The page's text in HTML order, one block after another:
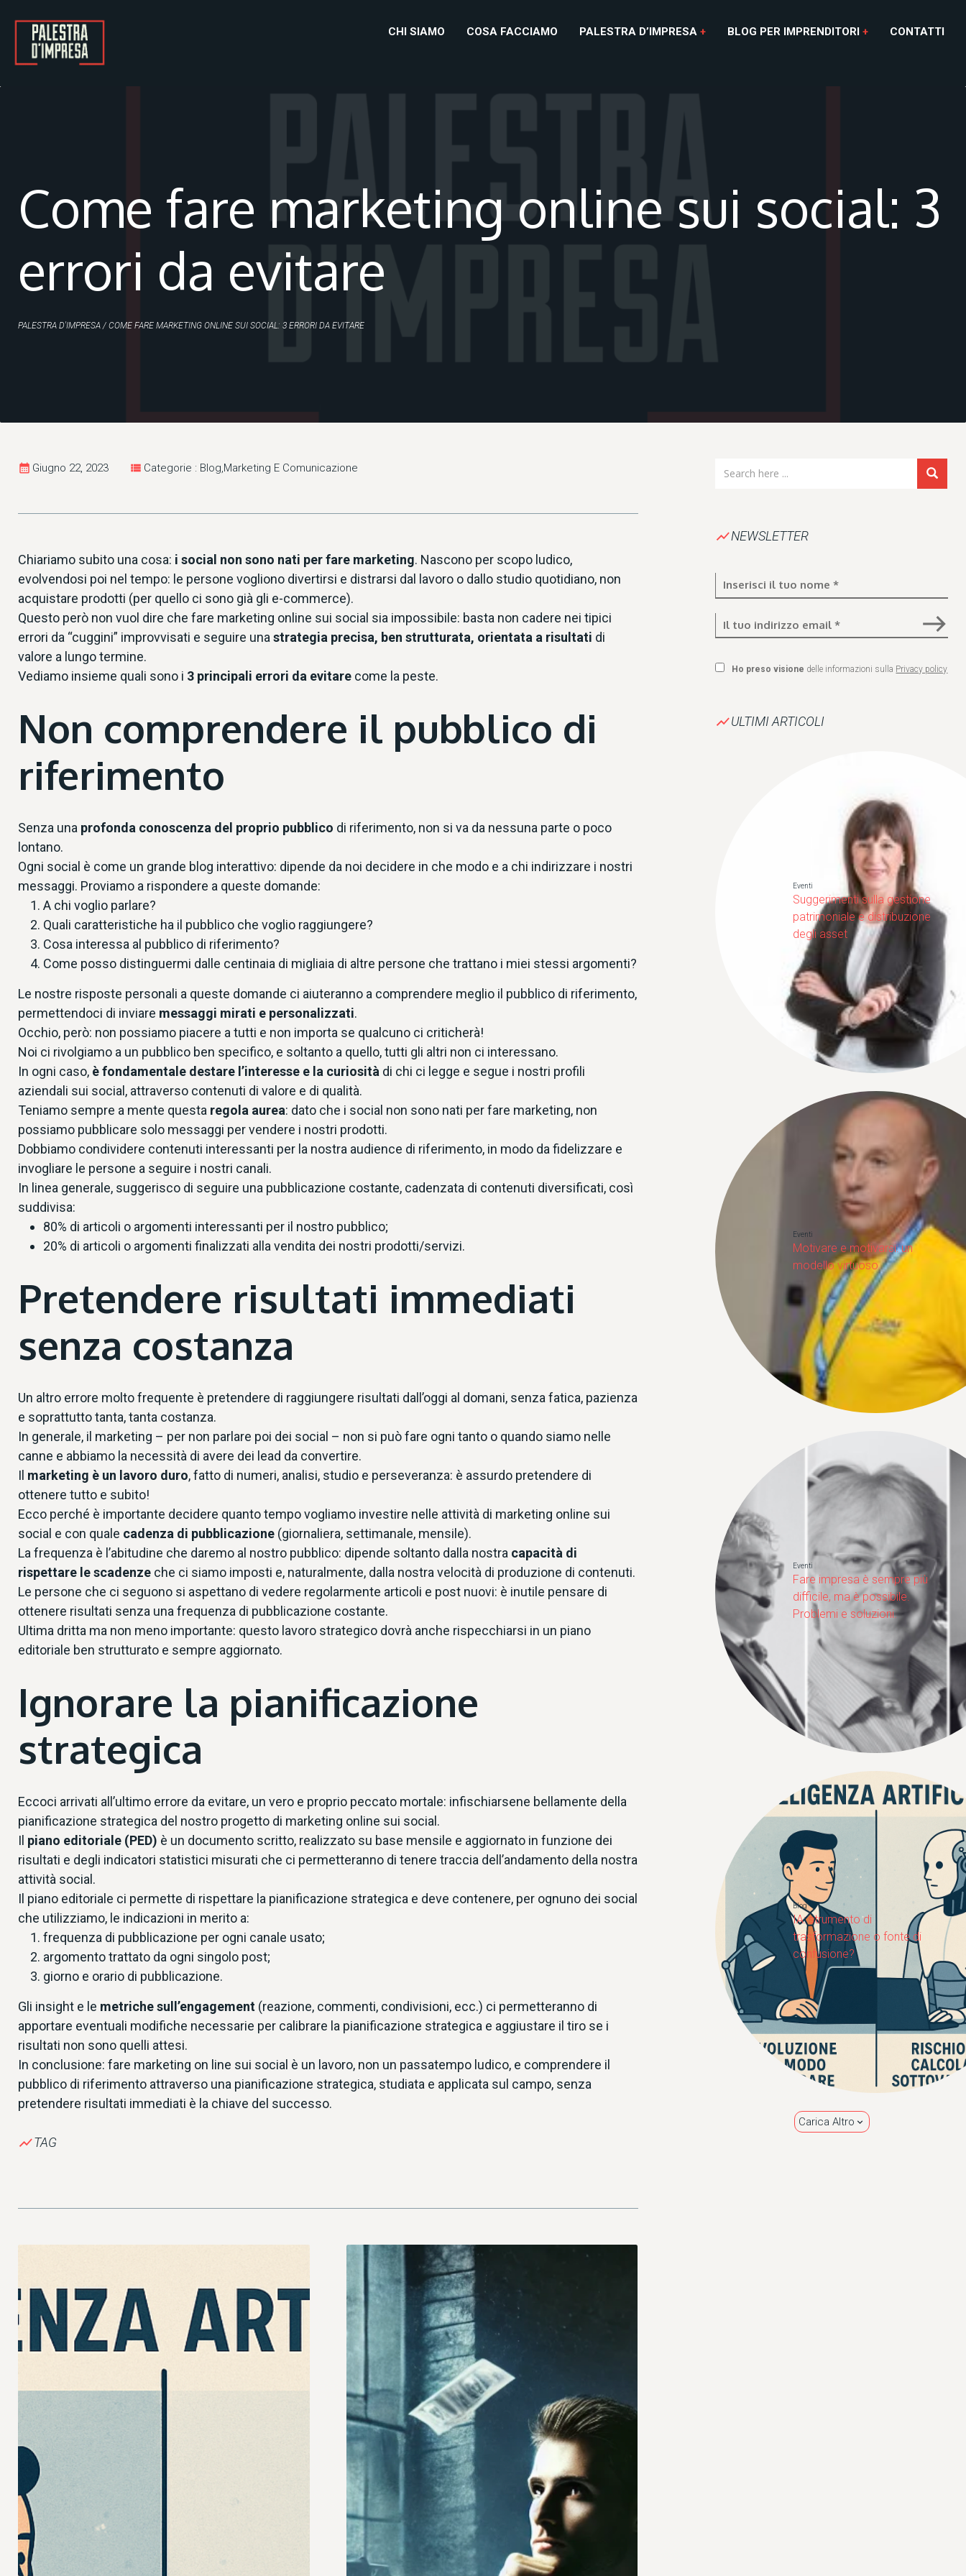
content
CHI SIAMO COSA FACCIAMO PALESTRA D’IMPRESA BLOG PER IMPRENDITORI CONTATTI
Come fare marketing online sui social: 3
errori da evitare
PALESTRA D'IMPRESA / COME FARE MARKETING ONLINE SUI SOCIAL: 3 ERRORI DA EVITARE
calendar_month Giugno 22, 2023 view_list Categorie : Blog,Marketing E Comunicazione
Chiariamo subito una cosa: i social non sono nati per fare marketing. Nascono per scopo ludico,
evolvendosi poi nel tempo: le persone vogliono divertirsi e distrarsi dal lavoro o dallo studio quotidiano, non
acquistare prodotti (per quello ci sono già gli e-commerce).
Questo però non vuol dire che fare marketing online sui social sia impossibile: basta non cadere nei tipici
errori da “cuggini” improvvisati e seguire una strategia precisa, ben strutturata, orientata a risultati di
valore a lungo termine.
Vediamo insieme quali sono i 3 principali errori da evitare come la peste.
Non comprendere il pubblico di
riferimento
Senza una profonda conoscenza del proprio pubblico di riferimento, non si va da nessuna parte o poco
lontano.
Ogni social è come un grande blog interattivo: dipende da noi decidere in che modo e a chi indirizzare i nostri
messaggi. Proviamo a rispondere a queste domande:
A chi voglio parlare?
Quali caratteristiche ha il pubblico che voglio raggiungere?
Cosa interessa al pubblico di riferimento?
Come posso distinguermi dalle centinaia di migliaia di altre persone che trattano i miei stessi argomenti?
Le nostre risposte personali a queste domande ci aiuteranno a comprendere meglio il pubblico di riferimento,
permettendoci di inviare messaggi mirati e personalizzati.
Occhio, però: non possiamo piacere a tutti e non importa se qualcuno ci criticherà!
Noi ci rivolgiamo a un pubblico ben specifico, e soltanto a quello, tutti gli altri non ci interessano.
In ogni caso, è fondamentale destare l’interesse e la curiosità di chi ci legge e segue i nostri profili
aziendali sui social, attraverso contenuti di valore e di qualità.
Teniamo sempre a mente questa regola aurea: dato che i social non sono nati per fare marketing, non
possiamo pubblicare solo messaggi per vendere i nostri prodotti.
Dobbiamo condividere contenuti interessanti per la nostra audience di riferimento, in modo da fidelizzare e
invogliare le persone a seguire i nostri canali.
In linea generale, suggerisco di seguire una pubblicazione costante, cadenzata di contenuti diversificati, così
suddivisa:
80% di articoli o argomenti interessanti per il nostro pubblico;
20% di articoli o argomenti finalizzati alla vendita dei nostri prodotti/servizi.
Pretendere risultati immediati
senza costanza
Un altro errore molto frequente è pretendere di raggiungere risultati dall’oggi al domani, senza fatica, pazienza
e soprattutto tanta, tanta costanza.
In generale, il marketing – per non parlare poi dei social – non si può fare ogni tanto o quando siamo nelle
canne e abbiamo la necessità di avere dei lead da convertire.
Il marketing è un lavoro duro, fatto di numeri, analisi, studio e perseveranza: è assurdo pretendere di
ottenere tutto e subito!
Ecco perché è importante decidere quanto tempo vogliamo investire nelle attività di marketing online sui
social e con quale cadenza di pubblicazione (giornaliera, settimanale, mensile).
La frequenza è l’abitudine che daremo al nostro pubblico: dipende soltanto dalla nostra capacità di
rispettare le scadenze che ci siamo imposti e, naturalmente, dalla nostra velocità di produzione di contenuti.
Le persone che ci seguono si aspettano di vedere regolarmente articoli e post nuovi: è inutile pensare di
ottenere risultati senza una frequenza di pubblicazione costante.
Ultima dritta ma non meno importante: questo lavoro strategico dovrà anche rispecchiarsi in un piano
editoriale ben strutturato e sempre aggiornato.
Ignorare la pianificazione
strategica
Eccoci arrivati all’ultimo errore da evitare, un vero e proprio peccato mortale: infischiarsene bellamente della
pianificazione strategica del nostro progetto di marketing online sui social.
Il piano editoriale (PED) è un documento scritto, realizzato su base mensile e aggiornato in funzione dei
risultati e degli indicatori statistici misurati che ci permetteranno di tenere traccia dell’andamento della nostra
attività social.
Il piano editoriale ci permette di rispettare la pianificazione strategica e deve contenere, per ognuno dei social
che utilizziamo, le indicazioni in merito a:
frequenza di pubblicazione per ogni canale usato;
argomento trattato da ogni singolo post;
giorno e orario di pubblicazione.
Gli insight e le metriche sull’engagement (reazione, commenti, condivisioni, ecc.) ci permetteranno di
apportare eventuali modifiche necessarie per calibrare la pianificazione strategica e aggiustare il tiro se i
risultati non sono quelli attesi.
In conclusione: fare marketing on line sui social è un lavoro, non un passatempo ludico, e comprendere il
pubblico di riferimento attraverso una pianificazione strategica, studiata e applicata sul campo, senza
pretendere risultati immediati è la chiave del successo.
show_chartTAG
show_chartNEWSLETTER
Ho preso visione delle informazioni sulla Privacy policy
show_chartULTIMI ARTICOLI
Eventi
Suggerimenti sulla gestione
patrimoniale e distribuzione
degli asset
Eventi
Motivare e motivarsi: un
modello virtuoso.
Eventi
Fare impresa è sempre più
difficile, ma è possibile.
Problemi e soluzioni.
Blog
IA: strumento di
trasformazione o fonte di
confusione?
Carica Altro